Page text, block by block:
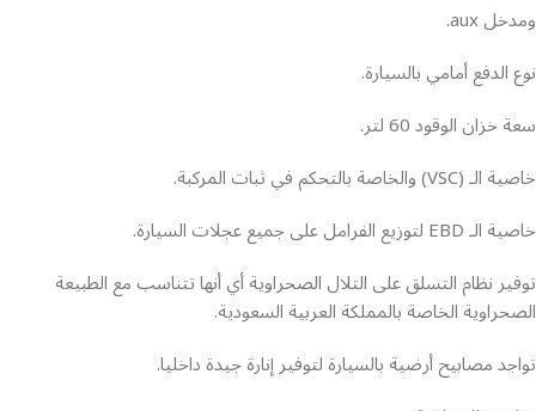
ومدخل aux.
نوع الدفع أمامي بالسيارة.
سعة خزان الوقود 60 لتر.
خاصية الـ (VSC) والخاصة بالتحكم في ثبات المركبة.
خاصية الـ EBD لتوزيع الفرامل على جميع عجلات السيارة.
توفير نظام التسلق على التلال الصحراوية أي أنها تتناسب مع الطبيعة
الصحراوية الخاصة بالمملكة العربية السعودية.
تواجد مصابيح أرضية بالسيارة لتوفير إنارة جيدة داخليا.